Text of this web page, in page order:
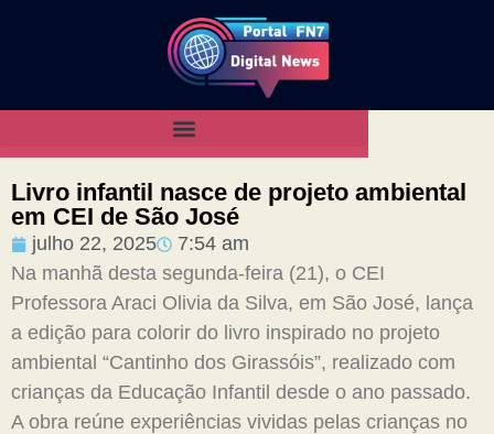
Livro infantil nasce de projeto ambiental
em CEI de São José
julho 22, 2025
7:54 am
Na manhã desta segunda-feira (21), o CEI
Professora Araci Olivia da Silva, em São José, lança
a edição para colorir do livro inspirado no projeto
ambiental “Cantinho dos Girassóis”, realizado com
crianças da Educação Infantil desde o ano passado.
A obra reúne experiências vividas pelas crianças no